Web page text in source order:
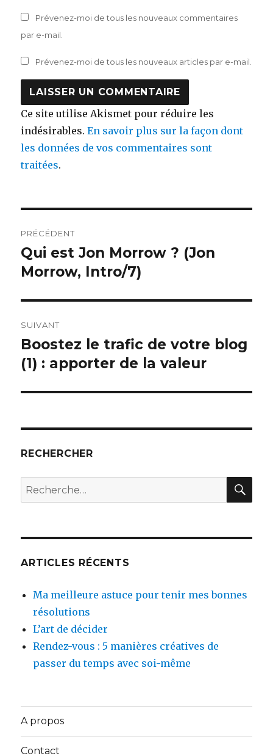
Prévenez-moi de tous les nouveaux commentaires
par e-mail.
Prévenez-moi de tous les nouveaux articles par e-mail.
Ce site utilise Akismet pour réduire les
indésirables.En savoir plus sur la façon dont
les données de vos commentaires sont
traitées.
de
l’article
PRÉCÉDENT
Publication
précédente :
Qui est Jon Morrow ? (Jon
Morrow, Intro/7)
SUIVANT
Publication
suivante :
Boostez le trafic de votre blog
(1) : apporter de la valeur
RECHERCHER
Recherche
pour :
ARTICLES RÉCENTS
Ma meilleure astuce pour tenir mes bonnes
résolutions
L’art de décider
Rendez-vous : 5 manières créatives de
passer du temps avec soi-même
A propos
Contact